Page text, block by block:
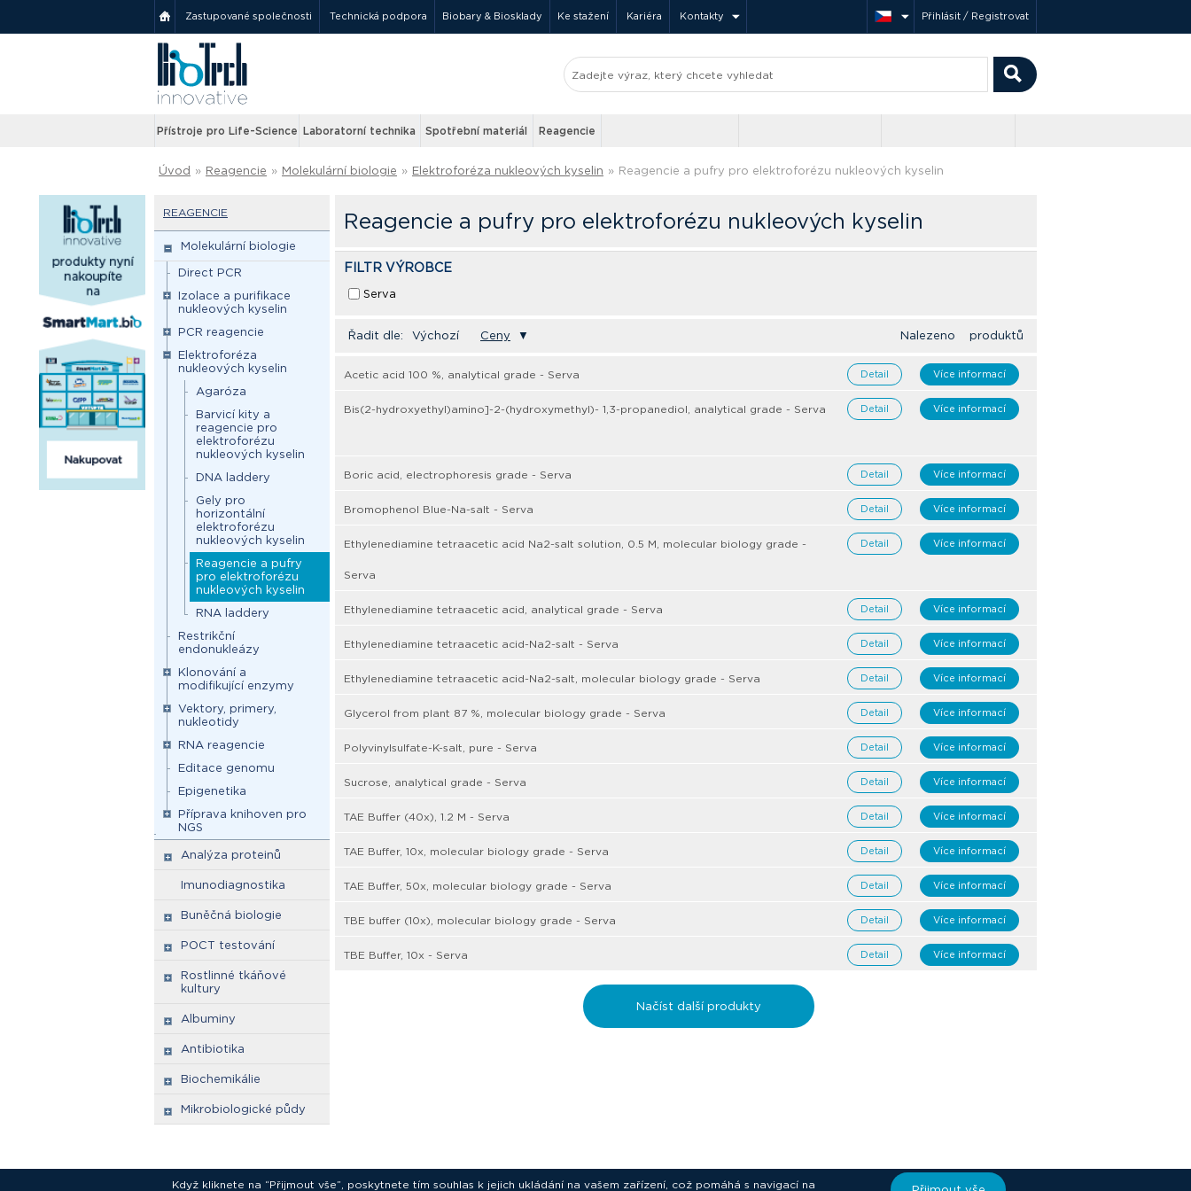
Zastupované společnosti Technická podpora Biobary & Biosklady Ke stažení Kariéra Kontakty Přihlásit / Registrovat
Přístroje pro Life-Science Laboratorní technika Spotřební materiál Reagencie
Úvod » Reagencie » Molekulární biologie » Elektroforéza nukleových kyselin » Reagencie a pufry pro elektroforézu nukleových kyselin
REAGENCIE
Molekulární biologie
Direct PCR
Izolace a purifikace
nukleových kyselin
PCR reagencie
Elektroforéza
nukleových kyselin
Agaróza
Barvicí kity a
reagencie pro
elektroforézu
nukleových kyselin
DNA laddery
Gely pro
horizontální
elektroforézu
nukleových kyselin
Reagencie a pufry
pro elektroforézu
nukleových kyselin
RNA laddery
Restrikční
endonukleázy
Klonování a
modifikující enzymy
Vektory, primery,
nukleotidy
RNA reagencie
Editace genomu
Epigenetika
Příprava knihoven pro
NGS
Analýza proteinů
Imunodiagnostika
Buněčná biologie
POCT testování
Rostlinné tkáňové
kultury
Albuminy
Antibiotika
Biochemikálie
Mikrobiologické půdy
Reagencie a pufry pro elektroforézu nukleových kyselin
FILTR VÝROBCE
Serva
Řadit dle: Výchozí Ceny ▼ Nalezeno produktů
Acetic acid 100 %, analytical grade - Serva Více informací
Detail
Bis(2-hydroxyethyl)amino]-2-(hydroxymethyl)- 1,3-propanediol, analytical grade - Serva Více informací
Detail
Boric acid, electrophoresis grade - Serva Více informací
Detail
Bromophenol Blue-Na-salt - Serva Více informací
Detail
Ethylenediamine tetraacetic acid Na2-salt solution, 0.5 M, molecular biology grade -
Serva
Více informací
Detail
Ethylenediamine tetraacetic acid, analytical grade - Serva Více informací
Detail
Ethylenediamine tetraacetic acid-Na2-salt - Serva Více informací
Detail
Ethylenediamine tetraacetic acid-Na2-salt, molecular biology grade - Serva Více informací
Detail
Glycerol from plant 87 %, molecular biology grade - Serva Více informací
Detail
Polyvinylsulfate-K-salt, pure - Serva Více informací
Detail
Sucrose, analytical grade - Serva Více informací
Detail
TAE Buffer (40x), 1.2 M - Serva Více informací
Detail
TAE Buffer, 10x, molecular biology grade - Serva Více informací
Detail
TAE Buffer, 50x, molecular biology grade - Serva Více informací
Detail
TBE buffer (10x), molecular biology grade - Serva Více informací
Detail
TBE Buffer, 10x - Serva Více informací
Detail
Načíst další produkty
Když kliknete na “Přijmout vše”, poskytnete tím souhlas k jejich ukládání na vašem zařízení, což pomáhá s navigací na